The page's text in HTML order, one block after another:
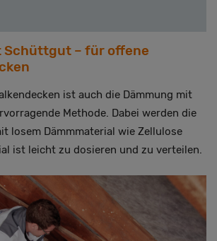
Schüttgut – für offene
ist auch die Dämmung mit
Methode. Dabei werden die
losem Dämmmaterial wie Zellulose
ist leicht zu dosieren und zu verteilen.